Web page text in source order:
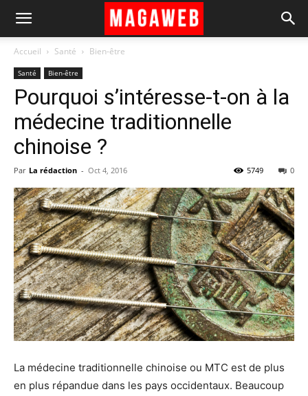
Accueil Santé Bien-être
Santé Bien-être
Pourquoi s’intéresse-t-on à la
médecine traditionnelle
chinoise ?
Par La rédaction - Oct 4, 2016 0
5749
La médecine traditionnelle chinoise ou MTC est de plus
en plus répandue dans les pays occidentaux. Beaucoup